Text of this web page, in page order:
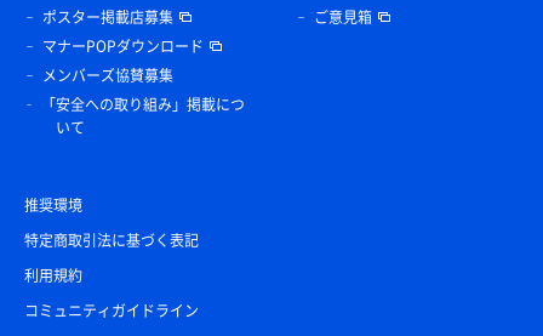
ポスター掲載店募集
マナーPOPダウンロード
メンバーズ協賛募集
「安全への取り組み」掲載につ
いて
ご意見箱
推奨環境
特定商取引法に基づく表記
利用規約
コミュニティガイドライン